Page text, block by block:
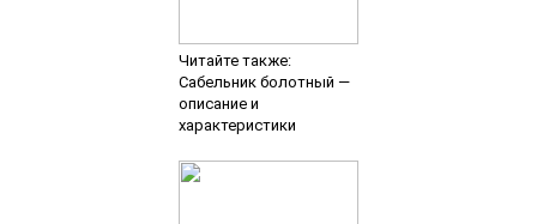
Читайте также:
Сабельник болотный —
описание и
характеристики